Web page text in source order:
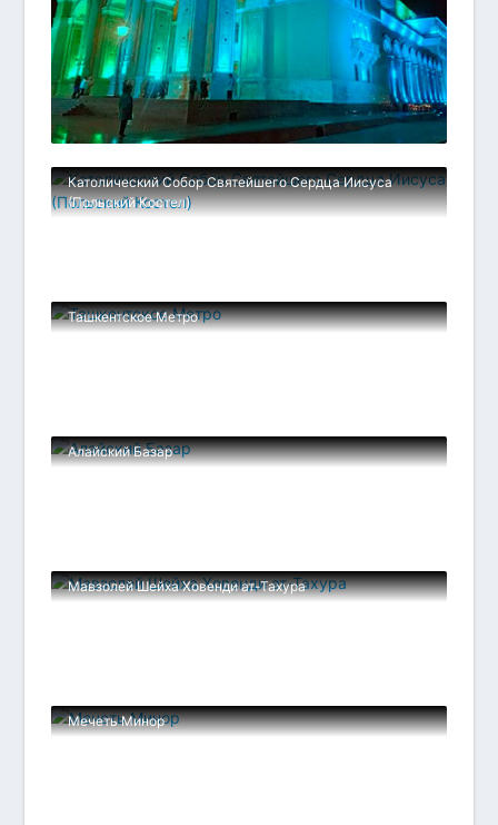
Католический Собор Святейшего Сердца Иисуса
(Польский Костел)
Ташкентское Метро
Алайский Базар
Мавзолей Шейха Ховенди ат-Тахура
Мечеть Минор